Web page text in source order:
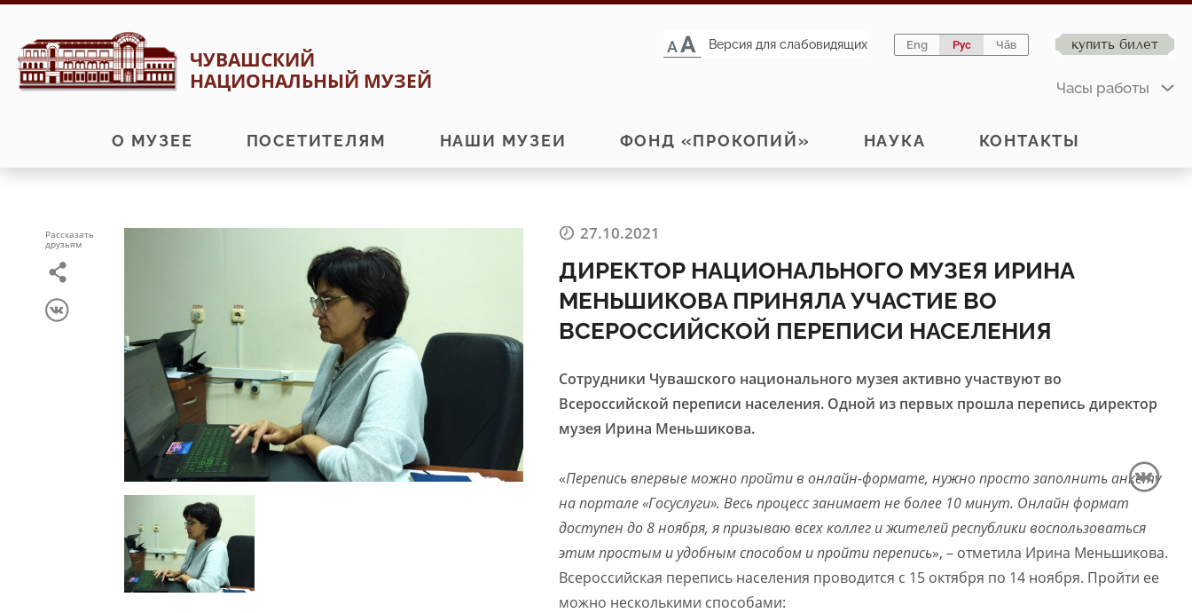
Перейти
к
навигации
Перейти
к
содержимому
ЧУВАШСКИЙ
НАЦИОНАЛЬНЫЙ МУЗЕЙ
Версия для слабовидящих Eng Рус Чӑв купить билет
Часы работы
О МУЗЕЕ ПОСЕТИТЕЛЯМ НАШИ МУЗЕИ ФОНД «ПРОКОПИЙ» НАУКА КОНТАКТЫ
Рассказать
друзьям
27.10.2021
ДИРЕКТОР НАЦИОНАЛЬНОГО МУЗЕЯ ИРИНА
МЕНЬШИКОВА ПРИНЯЛА УЧАСТИЕ ВО
ВСЕРОССИЙСКОЙ ПЕРЕПИСИ НАСЕЛЕНИЯ
Сотрудники Чувашского национального музея активно участвуют во
Всероссийской переписи населения. Одной из первых прошла перепись директор
музея Ирина Меньшикова.
«Перепись впервые можно пройти в онлайн-формате, нужно просто заполнить анкету
на портале «Госуслуги». Весь процесс занимает не более 10 минут. Онлайн формат
доступен до 8 ноября, я призываю всех коллег и жителей республики воспользоваться
этим простым и удобным способом и пройти перепись», – отметила Ирина Меньшикова.
Всероссийская перепись населения проводится с 15 октября по 14 ноября. Пройти ее
можно несколькими способами: